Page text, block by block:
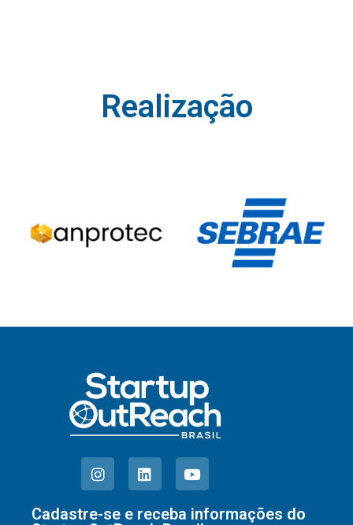
Realização
Cadastre-se e receba informações do